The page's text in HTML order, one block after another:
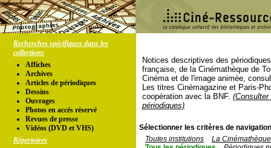
Recherches spécifiques dans les
collections
Affiches
Archives
Articles de périodiques
Dessins
Ouvrages
Photos en accés réservé
Revues de presse
Vidéos (DVD et VHS)
Répertoires
Notices descriptives des
française, de la Cinémathèque de
Cinéma et de l'image animée,
Les titres Cinémagazine et Paris-
coopération avec la BNF.
périodiques)
Sélectionner les critères de
Toutes institutions
La